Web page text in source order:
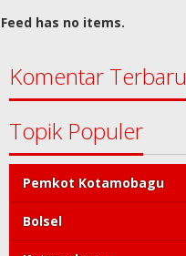
Feed has no items.
Komentar Terbaru
Topik Populer
Pemkot Kotamobagu
Bolsel